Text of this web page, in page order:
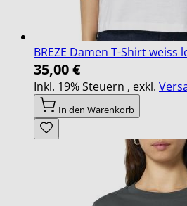
BREZE Damen T-Shirt weiss
35,00 €
Inkl. 19% Steuern , exkl.
In den Warenkorb